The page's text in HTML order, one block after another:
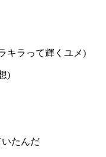
キラって輝くユメ)
)
たんだ